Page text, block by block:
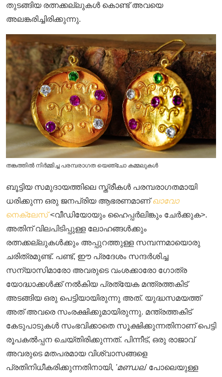
തുടങ്ങിയ രത്നക്കല്ലുകൾ കൊണ്ട് അവയെ
അലങ്കരിച്ചിരിക്കുന്നു.
തങ്കത്തിൽ നിർമ്മിച്ച പരമ്പരാഗത യെഞ്ചോ കമ്മലുകൾ
ബൂട്ടിയ സമുദായത്തിലെ സ്ത്രീകൾ പരമ്പരാഗതമായി
ധരിക്കുന്ന ഒരു ജനപ്രിയ ആഭരണമാണ്ഖാവോ
നെക്ലേസ്<വീഡിയോയും ഹൈപ്പർലിങ്കും ചേർക്കുക>.
അതിന് വിലപിടിപ്പുള്ള ലോഹങ്ങൾക്കും
രത്നക്കല്ലുകൾക്കും അപ്പുറത്തുള്ള സമ്പന്നമായൊരു
ചരിത്രമുണ്ട്. പണ്ട്, ഈ പ്രദേശം സന്ദർശിച്ച
സന്യാസിമാരോ അവരുടെ വംശക്കാരോ ഗോത്ര
യോദ്ധാക്കൾക്ക് നൽകിയ പ്രത്യേക മന്ത്രത്തകിട്
അടങ്ങിയ ഒരു പെട്ടിയായിരുന്നു അത്. യുദ്ധസമയത്ത്
അത് അവരെ സംരക്ഷിക്കുമായിരുന്നു. മന്ത്രത്തകിട്
കേടുപാടുകൾ സംഭവിക്കാതെ സൂക്ഷിക്കുന്നതിനാണ് പെട്ടി
രൂപകൽപ്പന ചെയ്തിരിക്കുന്നത്. പിന്നീട്, ഒരു രാജാവ്
അവരുടെ മതപരമായ വിശ്വാസങ്ങളെ
പ്രതിനിധീകരിക്കുന്നതിനായി, 'മണ്ഡല'പോലെയുള്ള